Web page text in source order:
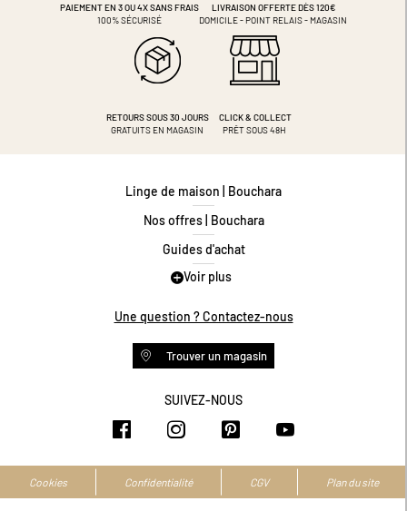
PAIEMENT EN 3 OU 4XSANS FRAIS
100% SÉCURISÉ
LIVRAISON OFFERTE DÈS 120€
DOMICILE - POINT RELAIS - MAGASIN
RETOURS SOUS 30 JOURS
GRATUITS EN MAGASIN
CLICK & COLLECT
PRÊT SOUS 48H
Linge de maison | Bouchara
Nos offres | Bouchara
Guides d'achat
Guide des tailles
Programme de fidélité
Conditions des offres
Livraison et retours
Accessibilité numérique
Voir plus
Une question ? Contactez-nous
Trouver un magasin
SUIVEZ-NOUS
https://www.facebook.com/
https://https://
Cookies Confidentialité CGV Plan du site